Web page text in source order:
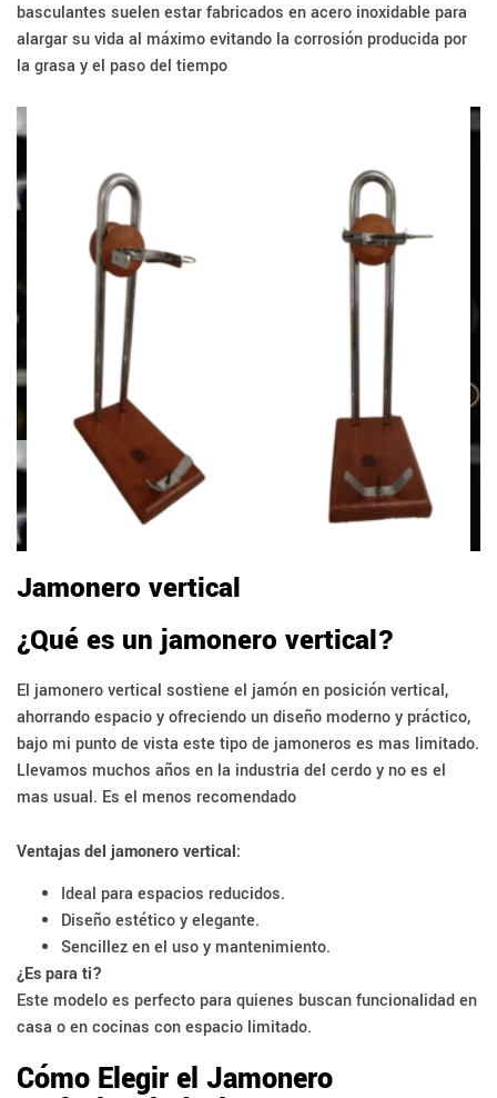
basculantes suelen estar fabricados en acero inoxidable para
alargar su vida al máximo evitando la corrosión producida por
la grasa y el paso del tiempo
Jamonero vertical
¿Qué es un jamonero vertical?
El jamonero vertical sostiene el jamón en posición vertical,
ahorrando espacio y ofreciendo un diseño moderno y práctico,
bajo mi punto de vista este tipo de jamoneros es mas limitado.
Llevamos muchos años en la industria del cerdo y no es el
mas usual. Es el menos recomendado
Ventajas del jamonero vertical:
Ideal para espacios reducidos.
Diseño estético y elegante.
Sencillez en el uso y mantenimiento.
¿Es para ti?
Este modelo es perfecto para quienes buscan funcionalidad en
casa o en cocinas con espacio limitado.
Cómo Elegir el Jamonero